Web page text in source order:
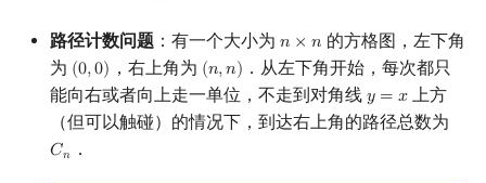
CP Editor
Code::Blocks
排序相关 STL
排序应用
DP 套 DP
DP 优化
广义后缀自动机
后缀树
阶乘取模
卢卡斯定理
形式幂级数复合|复合逆
普通生成函数
划分树
二叉搜索树 & 平衡树
环计数问题
最小环
计算几何杂项
主元素问题
Garsia–Wachs 算法
路径计数问题 ：有一个大小为 𝑛 × 𝑛
n ×n
的方格图，左下角
为 (0,0)
(0,0) ，右上角为 (𝑛,𝑛)
(n,n)
．从左下角开始，每次都只
能向右或者向上走一单位，不走到对角线 𝑦 = 𝑥
y =x
上方
（但可以触碰）的情况下，到达右上角的路径总数为
𝐶𝑛
Cn ．